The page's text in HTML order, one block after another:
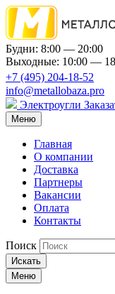
Будни: 8:00 — 20:00
Выходные: 10:00 —
+7 (495) 204-18-52
info@metallobaza.pro
Электроугли
Меню
Главная
О компании
Доставка
Партнеры
Вакансии
Оплата
Контакты
Поиск
Искать
Меню